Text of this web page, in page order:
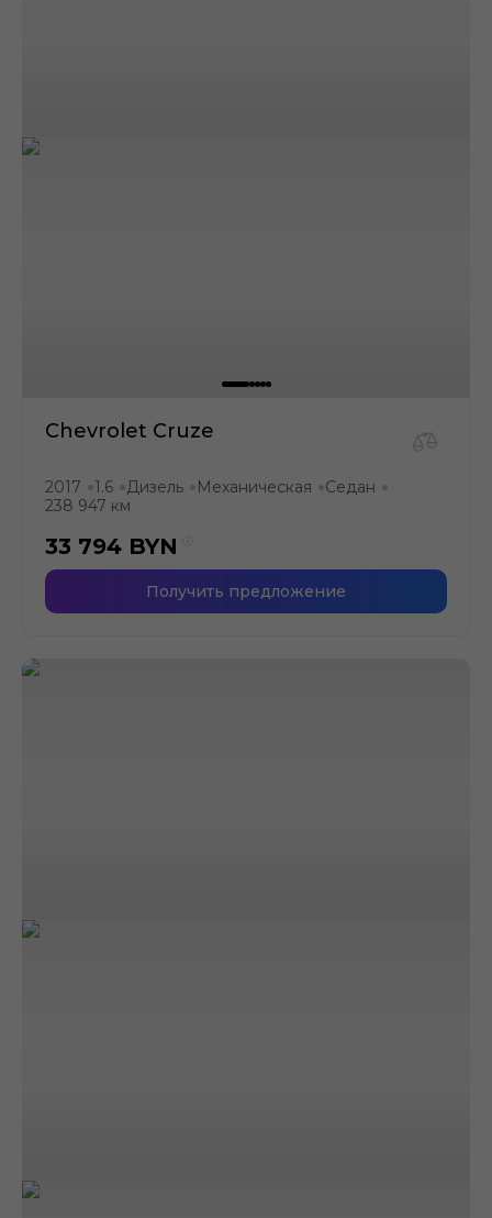
Chevrolet Cruze
2017 ●1.6 ●Дизель ● Механическая ●Седан ●
238 947 км
33 794 BYN
Получить предложение